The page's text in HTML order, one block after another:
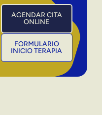
AGENDAR CITA
ONLINE
FORMULARIO
INICIO TERAPIA